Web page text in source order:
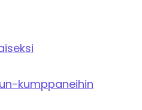
kumppaneihin